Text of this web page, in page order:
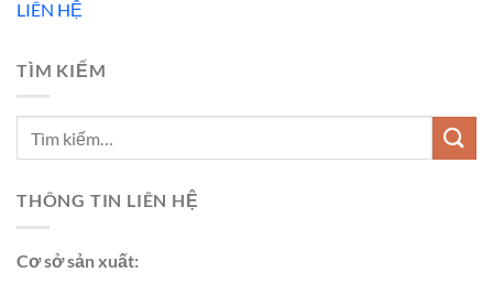
LIÊN HỆ
TÌM KIẾM
THÔNG TIN LIÊN HỆ
Cơ sở sản xuất: